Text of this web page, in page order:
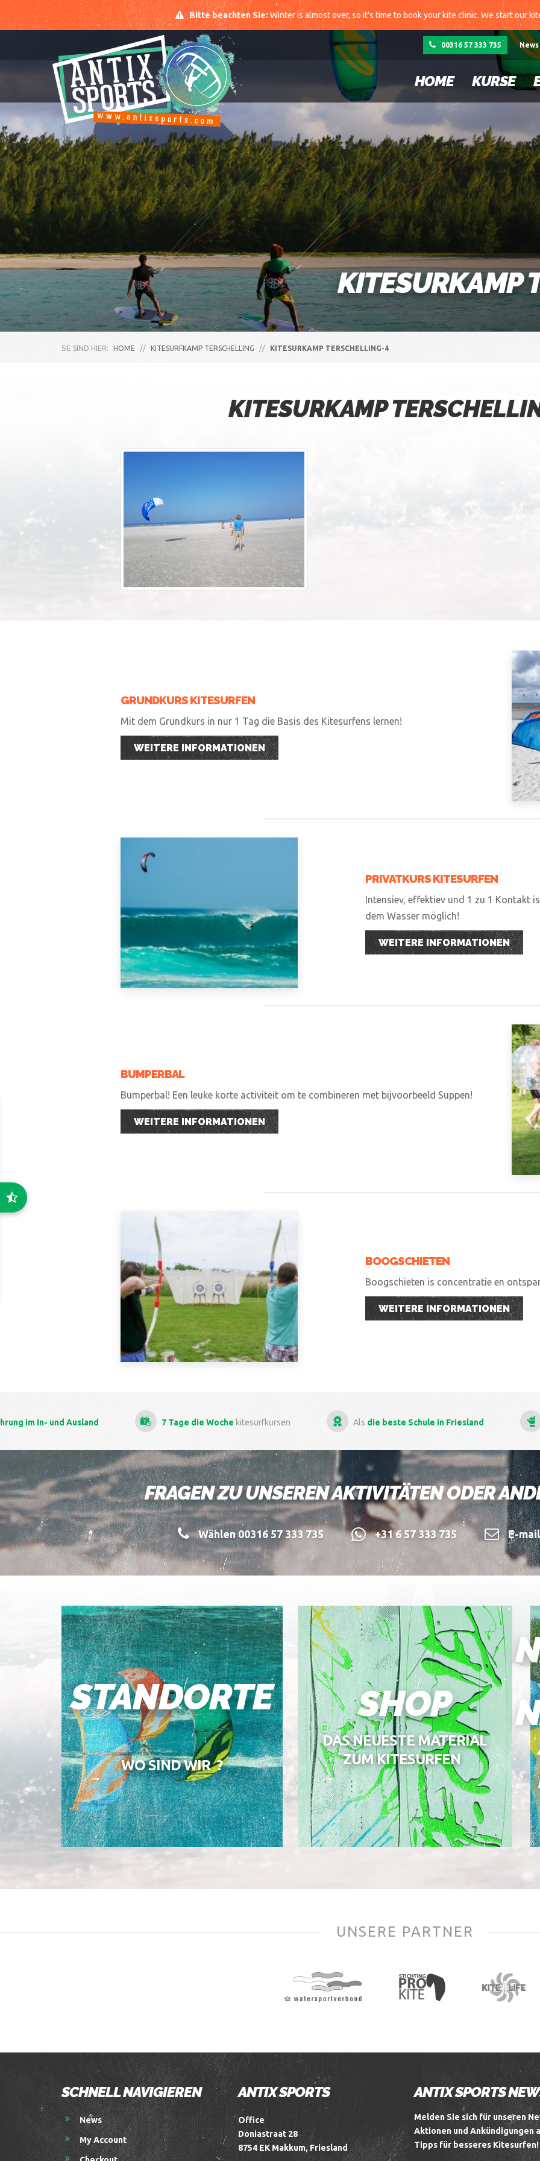
Bitte beachten Sie:Winter is almost over, so it's time to book your kite clinic. We start our
News
00316 57 333 735
HOME KURSE
KITESURKAMP
SIE SIND HIER: HOME // KITESURFKAMP TERSCHELLING // KITESURKAMP TERSCHELLING-4
KITESURKAMP
GRUNDKURS KITESURFEN
Mit dem Grundkurs in nur 1 Tag die Basis des Kitesurfens lernen!
WEITERE INFORMATIONEN
PRIVATKURS KITESURFEN
Intensiev, effektiev und 1 zu 1 Kontakt
dem Wasser möglich!
WEITERE INFORMATIONEN
BUMPERBAL
Bumperbal! Een leuke korte activiteit om te combineren met bijvoorbeeld Suppen!
WEITERE INFORMATIONEN
BOOGSCHIETEN
Boogschieten is concentratie en
WEITERE INFORMATIONEN
7 Tage die Woche kitesurfkursen Alsdie beste Schule in Friesland Mehr als 13 Jahre
FRAGEN ZU UNSEREN AKTIVITÄTEN ODER
Wählen 00316 57 333 735 +31 6 57 333 735 E-
STANDORTE
WO SIND WIR ?
SHOP
DAS NEUESTE MATERIAL
ZUM KITESURFEN
UNSERE PARTNER
SCHNELL NAVIGIEREN
News
My Account
ANTIX SPORTS
Office
Doniastraat 28
8754 EK Makkum, Friesland
ANTIX SPORTS
Melden Sie sich für unseren
Aktionen und Ankündigungen
Tipps für besseres Kitesurfen!